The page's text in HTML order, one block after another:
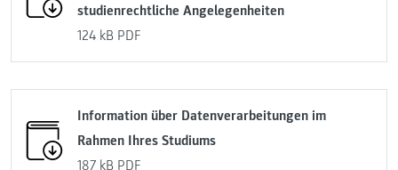
studienrechtliche Angelegenheiten
124 kB PDF
Information über Datenverarbeitungen im
Rahmen Ihres Studiums
187 kB PDF